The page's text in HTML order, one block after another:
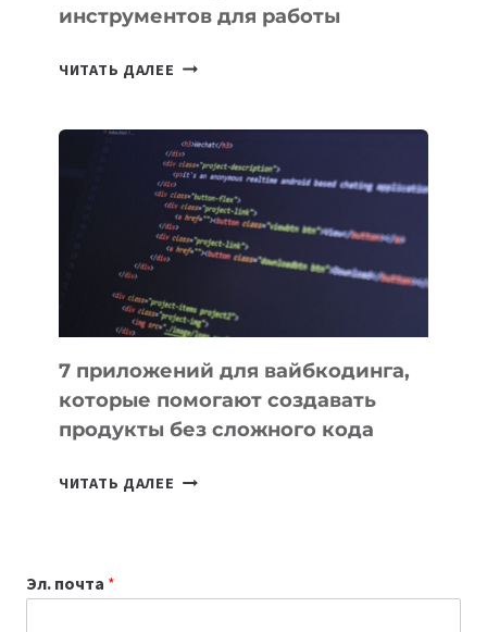
инструментов для работы
ЧИТАТЬ ДАЛЕЕ ТАСК-
ПОЛЕЗНЫХ
ИНСТРУМЕНТОВ
ДЛЯ
РАБОТЫ
7 приложений для вайбкодинга,
которые помогают создавать
продукты без сложного кода
ЧИТАТЬ ДАЛЕЕ
Эл. почта *